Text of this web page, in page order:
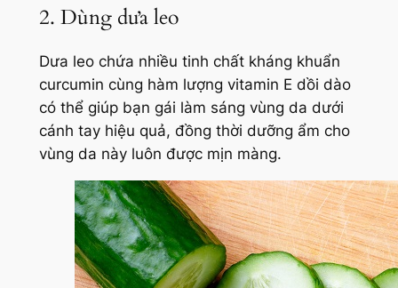
2. Dùng dưa leo
Dưa leo chứa nhiều tinh chất kháng khuẩn
curcumin cùng hàm lượng vitamin E dồi dào
có thể giúp bạn gái làm sáng vùng da dưới
cánh tay hiệu quả, đồng thời dưỡng ẩm cho
vùng da này luôn được mịn màng.